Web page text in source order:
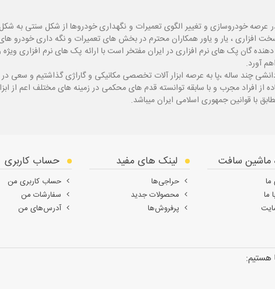
عرصه خودروسازی و تغییر الگوی تعمیرات و نگهداری خودروها از شکل سنتی
افزاری ، یار و یاور همکاران محترم در بخش های تعمیرات و نگه داری خودرو
گان پک های نرم افزاری در ایران مفتخر است با ارائه پک های نرم
آورد.
چند ساله ،پابه عرصه ابزار آلات تخصصی مکانیکی و گاراژی گذاشتیم و سعی
با قوانین جمهوری اسلامی ایران میباشد.
ماشین سافت
ما
ما
لینک های مفید
حراجی‌ها
محصولات جدید
پرفروش‌ها
حساب کاربری
حساب کاربری من
سفارشات من
آدرس‌های من
هستیم: